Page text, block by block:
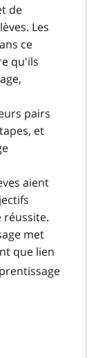
de
Les
ce
qu'ils
pairs
et
aient
réussite.
met
que lien